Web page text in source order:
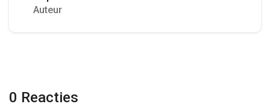
Auteur
0 Reacties